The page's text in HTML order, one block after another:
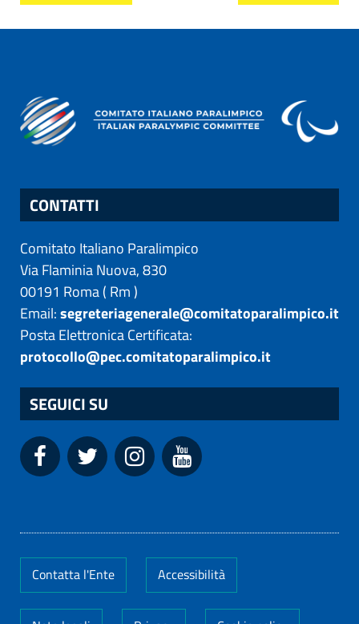
CONTATTI
Comitato Italiano Paralimpico
Via Flaminia Nuova, 830
00191 Roma( Rm)
Email:segreteriagenerale@comitatoparalimpico.it
Posta Elettronica Certificata:
protocollo@pec.comitatoparalimpico.it
SEGUICI SU
Contatta l'Ente Accessibilità